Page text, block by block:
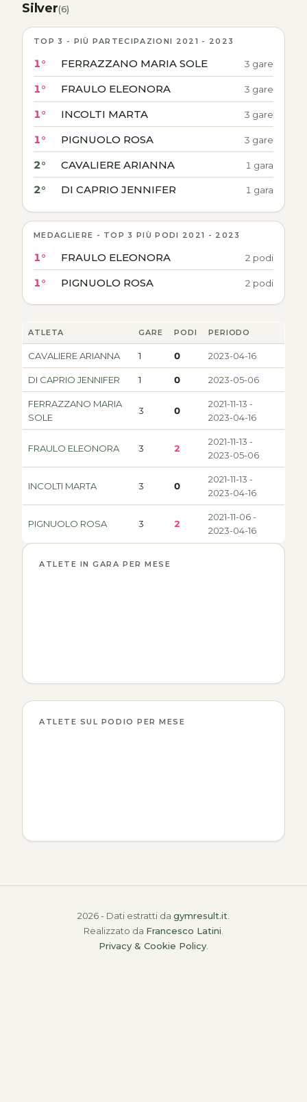
Silver(6)
TOP 3 - PIÙ PARTECIPAZIONI 2021 - 2023
1° FERRAZZANO MARIA SOLE 3 gare
1° FRAULO ELEONORA 3 gare
1° INCOLTI MARTA 3 gare
1° PIGNUOLO ROSA 3 gare
2° CAVALIERE ARIANNA 1 gara
2° DI CAPRIO JENNIFER 1 gara
MEDAGLIERE - TOP 3 PIÙ PODI 2021 - 2023
1° FRAULO ELEONORA 2 podi
1° PIGNUOLO ROSA 2 podi
ATLETA GARE PODI PERIODO
CAVALIERE ARIANNA 1 0 2023-04-16
DI CAPRIO JENNIFER 1 0 2023-05-06
FERRAZZANO MARIA
SOLE
3 0
2021-11-13 -
2023-04-16
FRAULO ELEONORA 3 2
2021-11-13 -
2023-05-06
INCOLTI MARTA 3 0
2021-11-13 -
2023-04-16
PIGNUOLO ROSA 3 2
2021-11-06 -
2023-04-16
ATLETE IN GARA PER MESE
ATLETE SUL PODIO PER MESE
2026 - Dati estratti da gymresult.it.
Realizzato da Francesco Latini.
Privacy & Cookie Policy.